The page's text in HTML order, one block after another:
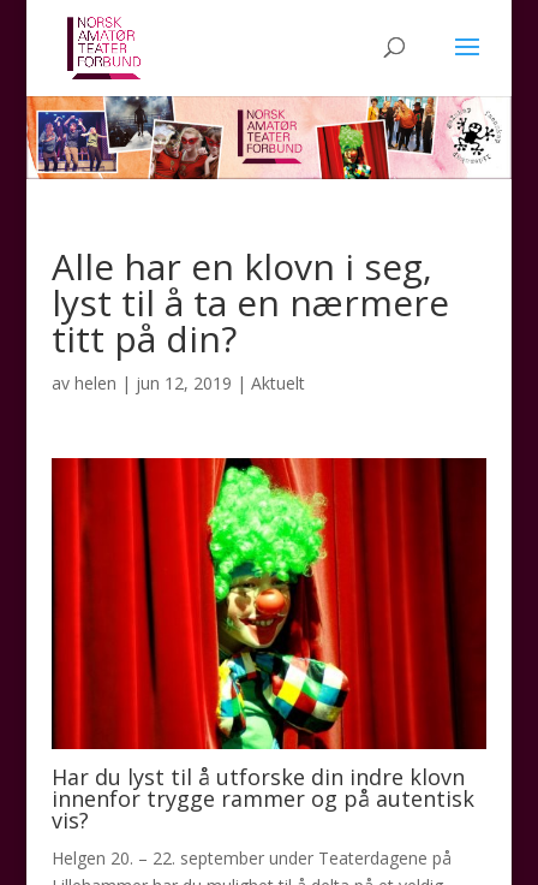
Alle har en klovn i seg,
lyst til å ta en nærmere
titt på din?
av helen | jun 12, 2019 | Aktuelt
Har du lyst til å utforske din indre klovn
innenfor trygge rammer og på autentisk
vis?
Helgen 20. – 22. september under Teaterdagene på